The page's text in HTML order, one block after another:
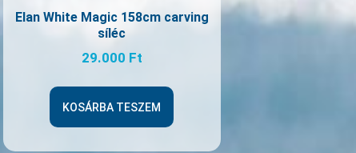
Elan White Magic 158cm carving
síléc
29.000 Ft
KOSÁRBA TESZEM